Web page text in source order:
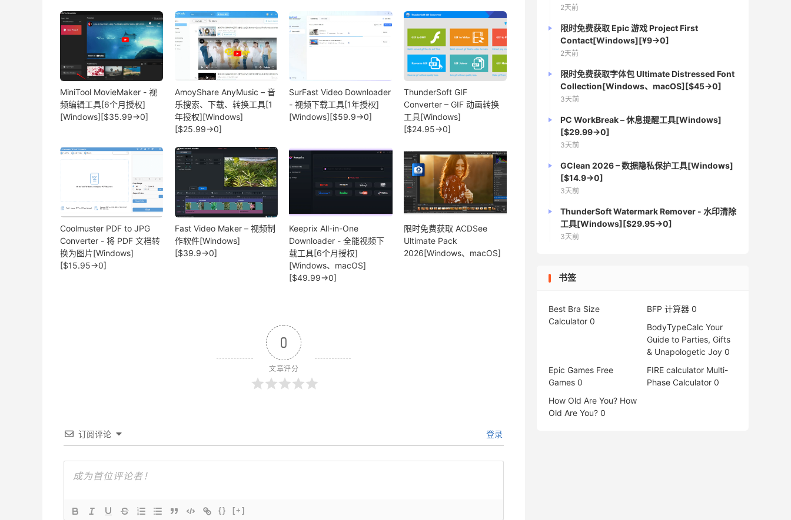
MiniTool MovieMaker - 视
频编辑工具[6个月授权]
[Windows][$35.99→0]
AmoyShare AnyMusic – 音
乐搜索、下载、转换工具[1
年授权][Windows]
[$25.99→0]
SurFast Video Downloader
- 视频下载工具[1年授权]
[Windows][$59.9→0]
ThunderSoft GIF
Converter – GIF 动画转换
工具[Windows]
[$24.95→0]
Coolmuster PDF to JPG
Converter - 将 PDF 文档转
换为图片[Windows]
[$15.95→0]
Fast Video Maker – 视频制
作软件[Windows]
[$39.9→0]
Keeprix All-in-One
Downloader - 全能视频下
载工具[6个月授权]
[Windows、macOS]
[$49.99→0]
限时免费获取 ACDSee
Ultimate Pack
2026[Windows、macOS]
0
文章评分
订阅评论 登录
{} [+]
2天前
限时免费获取 Epic 游戏 Project First
Contact[Windows][¥9→0]
2天前
限时免费获取字体包 Ultimate Distressed Font
Collection[Windows、macOS][$45→0]
3天前
PC WorkBreak – 休息提醒工具[Windows]
[$29.99→0]
3天前
GClean 2026 – 数据隐私保护工具[Windows]
[$14.9→0]
3天前
ThunderSoft Watermark Remover - 水印清除
工具[Windows][$29.95→0]
3天前
书签
Best Bra Size
Calculator 0
BFP 计算器 0
BodyTypeCalc Your
Guide to Parties, Gifts
& Unapologetic Joy 0
Epic Games Free
Games 0
FIRE calculator Multi-
Phase Calculator 0
How Old Are You? How
Old Are You? 0